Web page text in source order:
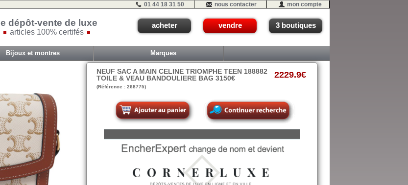
01 44 18 31 50 nous contacter mon compte
le dépôt-vente de luxe
articles 100% certifés
acheter vendre 3 boutiques
Bijoux et montres Marques
NEUF SAC A MAIN CELINE TRIOMPHE TEEN 188882
TOILE & VEAU BANDOULIERE BAG 3150€
(Référence : 268775)
2229.9€